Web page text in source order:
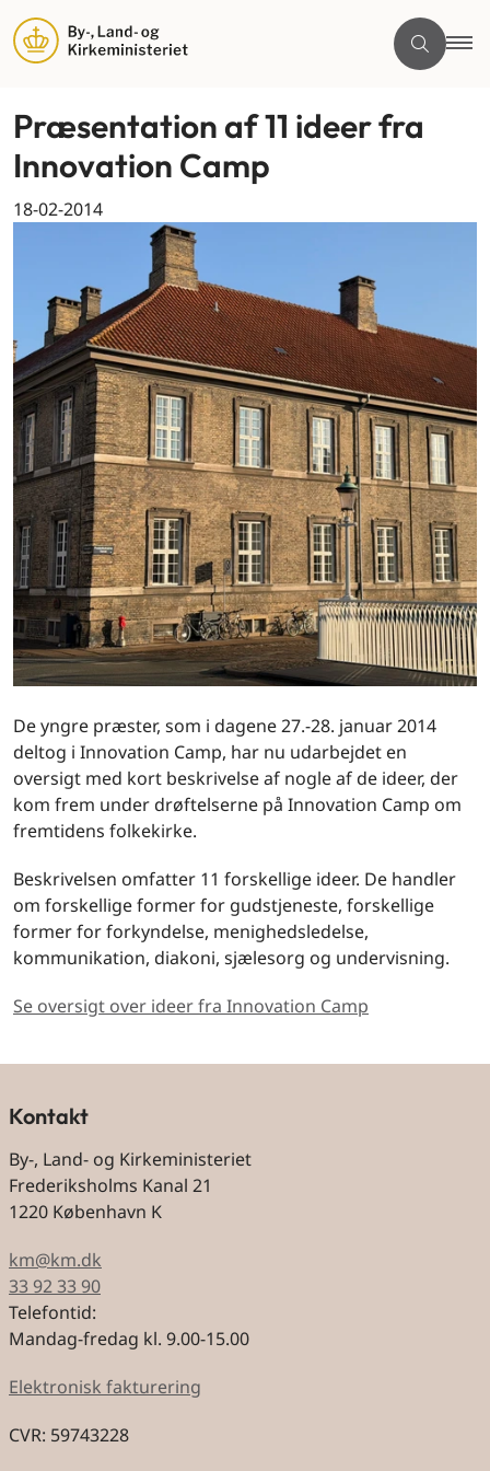
Præsentation af 11 ideer fra
Innovation Camp
18-02-2014
De yngre præster, som i dagene 27.-28. januar 2014
deltog i Innovation Camp, har nu udarbejdet en
oversigt med kort beskrivelse af nogle af de ideer, der
kom frem under drøftelserne på Innovation Camp om
fremtidens folkekirke.
Beskrivelsen omfatter 11 forskellige ideer. De handler
om forskellige former for gudstjeneste, forskellige
former for forkyndelse, menighedsledelse,
kommunikation, diakoni, sjælesorg og undervisning.
Se oversigt over ideer fra Innovation Camp
Kontakt
By-, Land- og Kirkeministeriet
Frederiksholms Kanal 21
1220 København K
km@km.dk
33 92 33 90
Telefontid:
Mandag-fredag kl. 9.00-15.00
Elektronisk fakturering
CVR: 59743228